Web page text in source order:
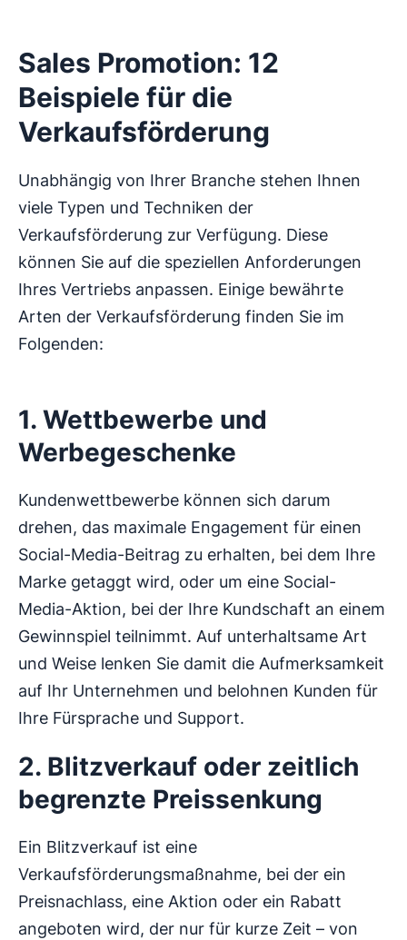
Sales Promotion: 12
Beispiele für die
Verkaufsförderung
Unabhängig von Ihrer Branche stehen Ihnen
viele Typen und Techniken der
Verkaufsförderung zur Verfügung. Diese
können Sie auf die speziellen Anforderungen
Ihres Vertriebs anpassen. Einige bewährte
Arten der Verkaufsförderung finden Sie im
Folgenden:
1. Wettbewerbe und
Werbegeschenke
Kundenwettbewerbe können sich darum
drehen, das maximale Engagement für einen
Social-Media-Beitrag zu erhalten, bei dem Ihre
Marke getaggt wird, oder um eine Social-
Media-Aktion, bei der Ihre Kundschaft an einem
Gewinnspiel teilnimmt. Auf unterhaltsame Art
und Weise lenken Sie damit die Aufmerksamkeit
auf Ihr Unternehmen und belohnen Kunden für
Ihre Fürsprache und Support.
2. Blitzverkauf oder zeitlich
begrenzte Preissenkung
Ein Blitzverkauf ist eine
Verkaufsförderungsmaßnahme, bei der ein
Preisnachlass, eine Aktion oder ein Rabatt
angeboten wird, der nur für kurze Zeit – von